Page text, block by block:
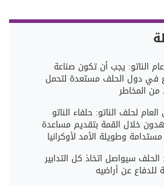
الناتو: يجب أن تكون صناعة
في دول الحلف مستعدة لتحمل
من المخاطر
العام لحلف الناتو: حلفاء الناتو
خلال القمة بتقديم مساعدة
وطويلة الأمد لأوكرانيا
الحلف سيواصل اتخاذ كل التدابير
للدفاع عن أراضيه